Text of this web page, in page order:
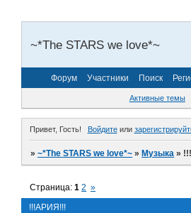
~*The STARS we love*~
Форум Участники Поиск
Активные темы
Привет, Гость! Войдитеили
»~*The STARS we love*~ »Музыка »
!!!АРИЯ!!!
Страница:1 2 »